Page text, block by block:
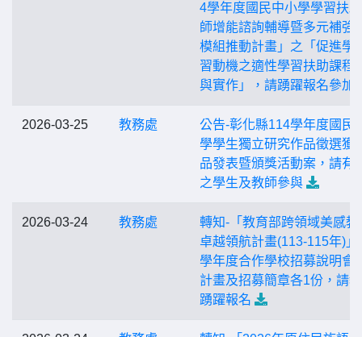
4學年度國民中小學學習扶
師增能諮詢輔導暨多元補強
模組推動計畫」之「促進學
習動機之適性學習扶助課程
與實作」，請踴躍報名參加
2026-03-25 教務處
公告-彰化縣114學年度國民
學學生獨立研究作品徵選獲
品發表暨頒獎活動案，請有
之學生及教師參與
2026-03-24 教務處
轉知-「教育部跨領域美感教
卓越領航計畫(113-115年)」
學年度合作學校招募說明會
計畫及招募簡章各1份，請
踴躍報名